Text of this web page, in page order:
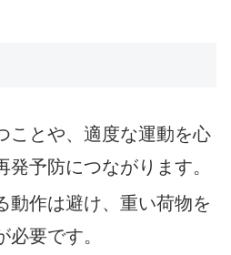
ことや、適度な運動を心
発予防につながります。
動作は避け、重い荷物を
要です。